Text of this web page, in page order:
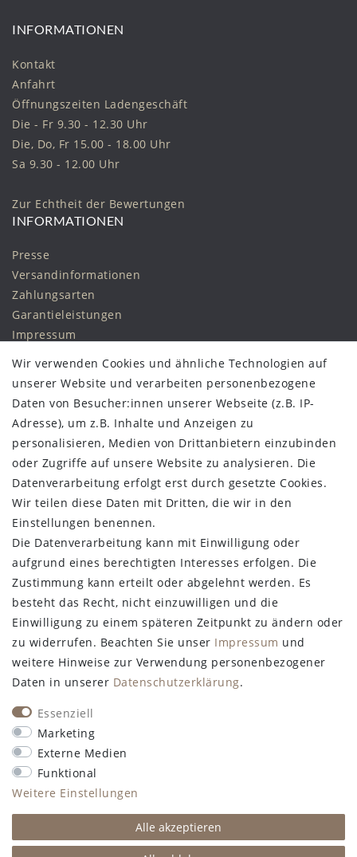
INFORMATIONEN
Kontakt
Anfahrt
Öffnungszeiten Ladengeschäft
Die - Fr 9.30 - 12.30 Uhr
Die, Do, Fr 15.00 - 18.00 Uhr
Sa 9.30 - 12.00 Uhr
Zur Echtheit der Bewertungen
INFORMATIONEN
Presse
Versandinformationen
Zahlungsarten
Garantieleistungen
Impressum
Vertrag widerrufen
STAY CONNECTED
Wir verwenden Cookies und ähnliche Technologien auf
unserer Website und verarbeiten personenbezogene
Daten von Besucher:innen unserer Webseite (z.B. IP-
Adresse), um z.B. Inhalte und Anzeigen zu
personalisieren, Medien von Drittanbietern einzubinden
oder Zugriffe auf unsere Website zu analysieren. Die
Datenverarbeitung erfolgt erst durch gesetzte Cookies.
Wir teilen diese Daten mit Dritten, die wir in den
Einstellungen benennen.
Die Datenverarbeitung kann mit Einwilligung oder
aufgrund eines berechtigten Interesses erfolgen. Die
Zustimmung kann erteilt oder abgelehnt werden. Es
besteht das Recht, nicht einzuwilligen und die
Einwilligung zu einem späteren Zeitpunkt zu ändern oder
zu widerrufen. Beachten Sie unser Impressum und
weitere Hinweise zur Verwendung personenbezogener
Daten in unserer Daten­schutz­erklärung.
Essenziell
Marketing
Externe Medien
Funktional
Weitere Einstellungen
Alle akzeptieren